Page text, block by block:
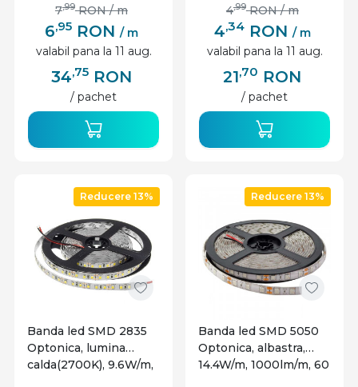
leduri/m, 12V, IP20
6,95 RON / m
7,99 RON / m
valabil pana la 11 aug.
34,75 RON
/ pachet
12V, IP20
4,34 RON / m
4,99 RON / m
valabil pana la 11 aug.
21,70 RON
/ pachet
Reducere 13%
Banda led SMD 2835
Optonica, lumina
calda(2700K), 9.6W/m,
Reducere 13%
Banda led SMD 5050
Optonica, albastra,
14.4W/m, 1000lm/m, 60